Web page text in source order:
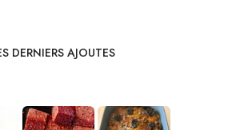
DERNIERS AJOUTES